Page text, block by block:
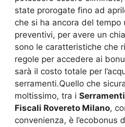
state prorogate fino ad
che si ha ancora del tempo
preventivi, per avere un
sono le caratteristiche che
regole per accedere ai
sarà il costo totale per
serramenti.Quello che
moltissimo, tra i
Fiscali Rovereto Milano,
convenienza, è l’ecobonus